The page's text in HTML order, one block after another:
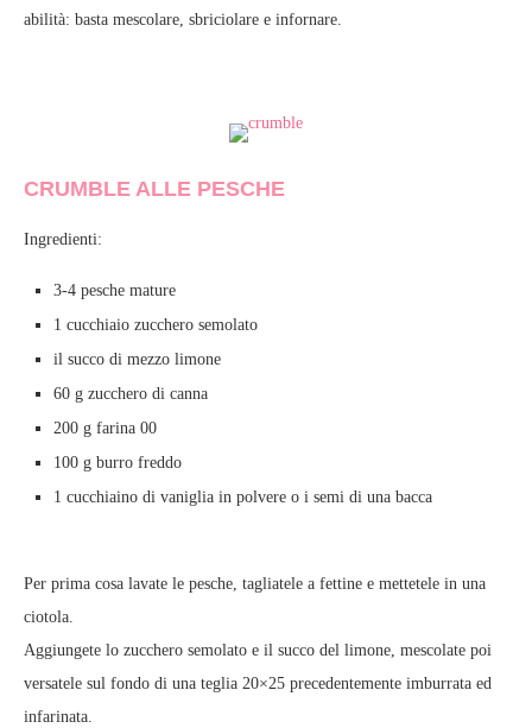
abilità: basta mescolare, sbriciolare e infornare.
CRUMBLE ALLE PESCHE
Ingredienti:
3-4 pesche mature
1 cucchiaio zucchero semolato
il succo di mezzo limone
60 g zucchero di canna
200 g farina 00
100 g burro freddo
1 cucchiaino di vaniglia in polvere o i semi di una bacca
Per prima cosa lavate le pesche, tagliatele a fettine e mettetele in una
ciotola.
Aggiungete lo zucchero semolato e il succo del limone, mescolate poi
versatele sul fondo di una teglia 20×25 precedentemente imburrata ed
infarinata.